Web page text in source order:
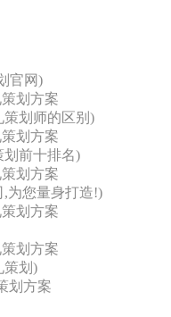
官网)
划方案
划师的区别)
划方案
划前十排名)
划方案
为您量身打造!)
划方案
划方案
策划)
划方案